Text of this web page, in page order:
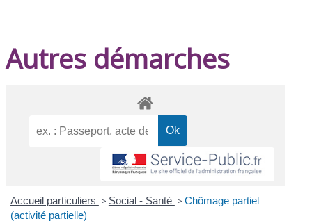
Autres démarches
Accueil particuliers > Social - Santé > Chômage partiel
(activité partielle)